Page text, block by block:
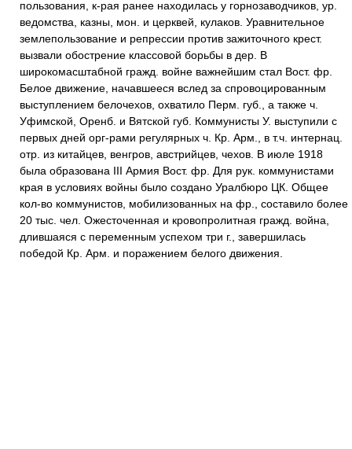
пользования, к-рая ранее находилась у горнозаводчиков, ур.
ведомства, казны, мон. и церквей, кулаков. Уравнительное
землепользование и репрессии против зажиточного крест.
вызвали обострение классовой борьбы в дер. В
широкомасштабной гражд. войне важнейшим стал Вост. фр.
Белое движение, начавшееся вслед за спровоцированным
выступлением белочехов, охватило Перм. губ., а также ч.
Уфимской, Оренб. и Вятской губ. Коммунисты У. выступили с
первых дней орг-рами регулярных ч. Кр. Арм., в т.ч. интернац.
отр. из китайцев, венгров, австрийцев, чехов. В июле 1918
была образована III Армия Вост. фр. Для рук. коммунистами
края в условиях войны было создано Уралбюро ЦК. Общее
кол-во коммунистов, мобилизованных на фр., составило более
20 тыс. чел. Ожесточенная и кровопролитная гражд. война,
длившаяся с переменным успехом три г., завершилась
победой Кр. Арм. и поражением белого движения.